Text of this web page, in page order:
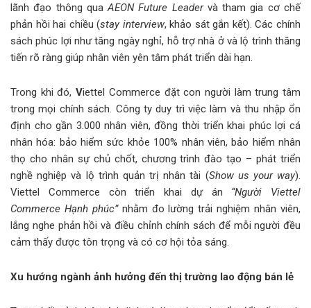
lãnh đạo thông quaAEON Future Leadervà tham gia cơ chế
phản hồi hai chiều (stay interview, khảo sát gắn kết). Các chính
sách phúc lợi như tăng ngày nghỉ, hỗ trợ nhà ở và lộ trình thăng
tiến rõ ràng giúp nhân viên yên tâm phát triển dài hạn.
Trong khi đó,Viettel Commerce đặt con người làm trung tâm
trong mọi chính sách. Công ty duy trì việc làm và thu nhập ổn
định cho gần 3.000 nhân viên, đồng thời triển khai phúc lợi cá
nhân hóa: bảo hiểm sức khỏe 100% nhân viên, bảo hiểm nhân
thọ cho nhân sự chủ chốt, chương trình đào tạo – phát triển
nghề nghiệp và lộ trình quản trị nhân tài (Show us your way).
Viettel Commerce còn triển khai dự án “Người Viettel
Commerce Hạnh phúc”nhằm đo lường trải nghiệm nhân viên,
lắng nghe phản hồi và điều chỉnh chính sách để mỗi người đều
cảm thấy được tôn trọng và có cơ hội tỏa sáng.
Xu hướng ngành ảnh hưởng đến thị trường lao động bán lẻ